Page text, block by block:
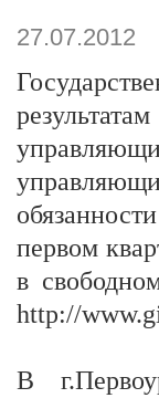
27.07.2012
первом
в
http://
В